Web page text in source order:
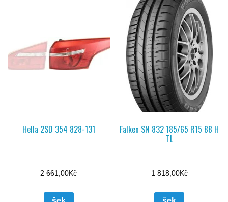
Hella 2SD 354 828-131
2 661,00Kč
Falken SN 832 185/65 R15 88 H
TL
1 818,00Kč